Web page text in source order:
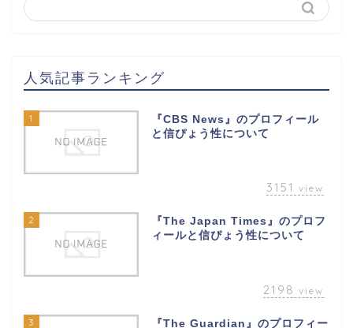
人気記事ランキング
1
『CBS News』のプロフィール
と信ぴょう性について
3151 view
2
『The Japan Times』のプロフ
ィールと信ぴょう性について
2198 view
3 『The Guardian』のプロフィー